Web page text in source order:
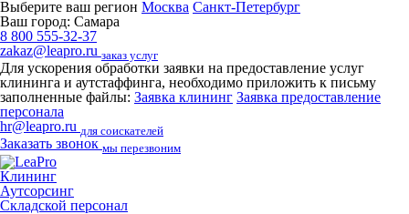
Выберите ваш регион Москва Санкт-Петербург
Ваш город: Самара
8 800 555-32-37
zakaz@leapro.ru заказ услуг
Для ускорения обработки заявки на предоставление услуг
клининга и аутстаффинга, необходимо приложить к письму
заполненные файлы: Заявка клининг Заявка предоставление
персонала
hr@leapro.ru для соискателей
Заказать звонок мы перезвоним
Клининг
Аутсорсинг
Складской персонал